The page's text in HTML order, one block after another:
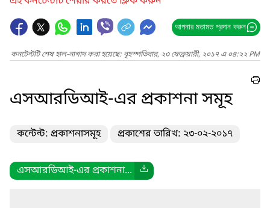
আপনার মতামত প্রদান করুন
কনটেন্টটি শেষ হাল-নাগাদ করা হয়েছে: বৃহস্পতিবার, ২৩ ফেব্রুয়ারী, ২০১৭ এ ০৪:২২ PM
এসআরডিআই-এর প্রকাশনা সমূহ
কন্টেন্ট: প্রকাশনাসমূহ প্রকাশের তারিখ: ২৩-০২-২০১৭
এসআরডিআই-এর প্রকাশনা...